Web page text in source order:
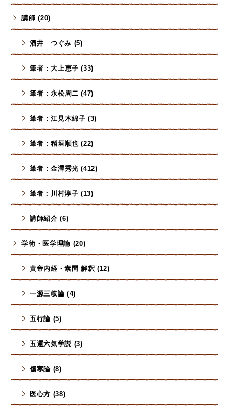
講師 (20)
酒井 つぐみ (5)
筆者 : 大上恵子 (33)
筆者 : 永松周二 (47)
筆者 : 江見木綿子 (3)
筆者 : 稻垣順也 (22)
筆者 : 金澤秀光 (412)
筆者：川村淳子 (13)
講師紹介 (6)
学術・医学理論 (20)
黄帝内経・素問 解釈 (12)
一源三岐論 (4)
五行論 (5)
五運六気学説 (3)
傷寒論 (8)
医心方 (38)